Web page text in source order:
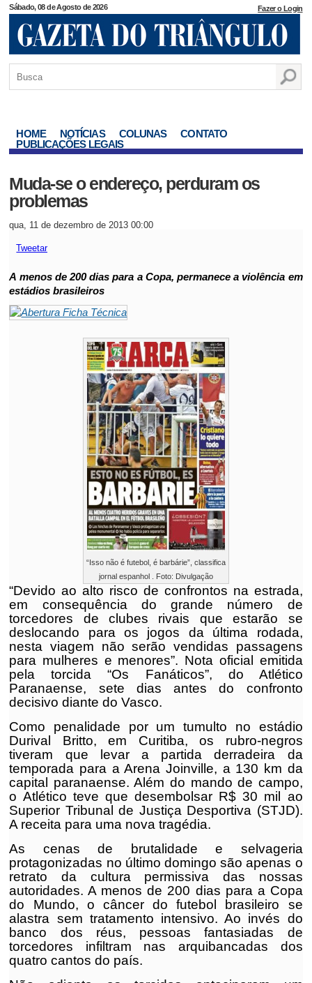
Sábado, 08 de Agosto de 2026 Fazer o Login
HOME NOTÍCIAS COLUNAS
CONTATO
PUBLICAÇÕES LEGAIS
Muda-se o endereço, perduram os
problemas
qua, 11 de dezembro de 2013 00:00
Tweetar
A menos de 200 dias para a Copa, permanece a violência em
estádios brasileiros
“Isso não é futebol, é barbárie”, classifica
jornal espanhol . Foto: Divulgação
“Devido ao alto risco de confrontos na estrada,
em consequência do grande número de
torcedores de clubes rivais que estarão se
deslocando para os jogos da última rodada,
nesta viagem não serão vendidas passagens
para mulheres e menores”. Nota oficial emitida
pela torcida “Os Fanáticos”, do Atlético
Paranaense, sete dias antes do confronto
decisivo diante do Vasco.
Como penalidade por um tumulto no estádio
Durival Britto, em Curitiba, os rubro-negros
tiveram que levar a partida derradeira da
temporada para a Arena Joinville, a 130 km da
capital paranaense. Além do mando de campo,
o Atlético teve que desembolsar R$ 30 mil ao
Superior Tribunal de Justiça Desportiva (STJD).
A receita para uma nova tragédia.
As cenas de brutalidade e selvageria
protagonizadas no último domingo são apenas o
retrato da cultura permissiva das nossas
autoridades. A menos de 200 dias para a Copa
do Mundo, o câncer do futebol brasileiro se
alastra sem tratamento intensivo. Ao invés do
banco dos réus, pessoas fantasiadas de
torcedores infiltram nas arquibancadas dos
quatro cantos do país.